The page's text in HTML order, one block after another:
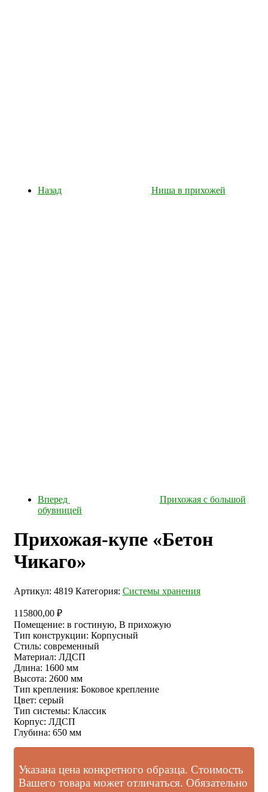
Назад Ниша в прихожей
Вперед
Прихожая с большой
обувницей
Прихожая-купе «Бетон
Чикаго»
Артикул: 4819 Категория: Системы хранения
115800,00 ₽
Помещение: в гостиную, В прихожую
Тип конструкции: Корпусный
Стиль: современный
Материал: ЛДСП
Длина: 1600 мм
Высота: 2600 мм
Тип крепления: Боковое крепление
Цвет: серый
Тип системы: Классик
Корпус: ЛДСП
Глубина: 650 мм
Указана цена конкретного образца. Стоимость
Вашего товара может отличаться. Обязательно